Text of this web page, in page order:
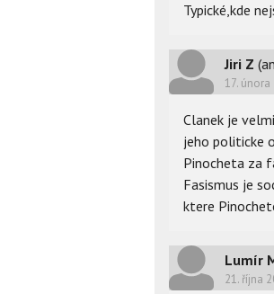
Typické,kde
Jiri Z
17.
Clanek je
jeho politicke
Pinocheta za
Fasismus je
ktere
Lumír
21. října